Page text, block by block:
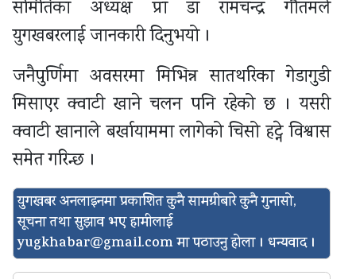
समितिका अध्यक्ष प्रा डा रामचन्द्र गौतमले
युगखबरलाई जानकारी दिनुभयो ।
जनैपुर्णिमा अवसरमा मिभिन्न सातथरिका गेडागुडी
मिसाएर क्वाटी खाने चलन पनि रहेको छ । यसरी
क्वाटी खानाले बर्खायाममा लागेको चिसो हट्ने विश्वास
समेत गरिन्छ ।
युगखबर अनलाइनमा प्रकाशित कुनै सामग्रीबारे कुनै गुनासो,
सूचना तथा सुझाव भए हामीलाई
yugkhabar@gmail.comमा पठाउनु होला । धन्यवाद ।